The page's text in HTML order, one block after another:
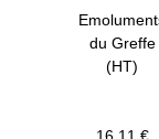
du Greffe
(HT)